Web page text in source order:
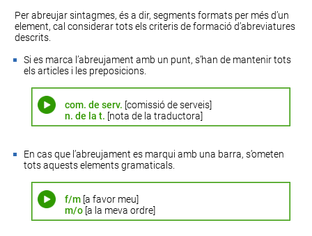
Per abreujar sintagmes, és a dir, segments formats per més d’un
element, cal considerar tots els criteris de formació d’abreviatures
descrits.
Si es marca l’abreujament amb un punt, s’han de mantenir tots
els articles i les preposicions.
com. de serv. [comissió de serveis]
n. de la t. [nota de la traductora]
En cas que l’abreujament es marqui amb una barra, s’ometen
tots aquests elements gramaticals.
f/m[a favor meu]
m/o[a la meva ordre]